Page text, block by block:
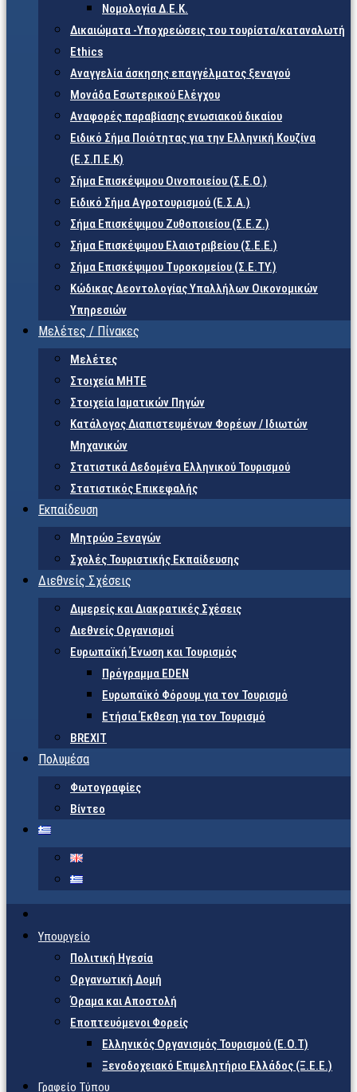
Νομολογία Δ.Ε.Κ.
Δικαιώματα -Υποχρεώσεις του τουρίστα/καταναλωτή
Ethics
Αναγγελία άσκησης επαγγέλματος ξεναγού
Μονάδα Εσωτερικού Ελέγχου
Αναφορές παραβίασης ενωσιακού δικαίου
Ειδικό Σήμα Ποιότητας για την Ελληνική Κουζίνα
(Ε.Σ.Π.Ε.Κ)
Σήμα Επισκέψιμου Οινοποιείου (Σ.Ε.Ο.)
Ειδικό Σήμα Αγροτουρισμού (Ε.Σ.Α.)
Σήμα Επισκέψιμου Ζυθοποιείου (Σ.Ε.Ζ.)
Σήμα Επισκέψιμου Ελαιοτριβείου (Σ.Ε.Ε.)
Σήμα Επισκέψιμου Τυροκομείου (Σ.Ε.TY.)
Κώδικας Δεοντολογίας Υπαλλήλων Οικονομικών
Υπηρεσιών
Μελέτες / Πίνακες
Μελέτες
Στοιχεία ΜΗΤΕ
Στοιχεία Ιαματικών Πηγών
Κατάλογος Διαπιστευμένων Φορέων / Ιδιωτών
Μηχανικών
Στατιστικά Δεδομένα Ελληνικού Τουρισμού
Στατιστικός Επικεφαλής
Εκπαίδευση
Μητρώο Ξεναγών
Σχολές Τουριστικής Εκπαίδευσης
Διεθνείς Σχέσεις
Διμερείς και Διακρατικές Σχέσεις
Διεθνείς Οργανισμοί
Ευρωπαϊκή Ένωση και Τουρισμός
Πρόγραμμα EDEN
Ευρωπαϊκό Φόρουμ για τον Τουρισμό
Ετήσια Έκθεση για τον Τουρισμό
BREXIT
Πολυμέσα
Φωτογραφίες
Βίντεο
Υπουργείο
Πολιτική Ηγεσία
Οργανωτική Δομή
Όραμα και Αποστολή
Εποπτευόμενοι Φορείς
Eλληνικός Οργανισμός Τουρισμού (Ε.Ο.Τ)
Ξενοδοχειακό Επιμελητήριο Ελλάδος (Ξ.Ε.Ε.)
Γραφείο Τύπου